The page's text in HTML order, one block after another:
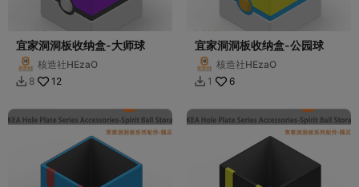
宜家洞洞板收纳盒-大师球
核造社HEzaO
 8 12
宜家洞洞板收纳盒-公园球
核造社HEzaO
 1 6